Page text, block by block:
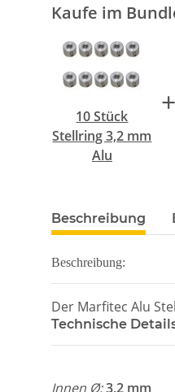
Kaufe im
10 Stück
Stellring 3,2 mm
Alu
+
Beschreibung
Beschreibung:
Der Marfitec Alu
Technische
Innen Ø:3,2 mm